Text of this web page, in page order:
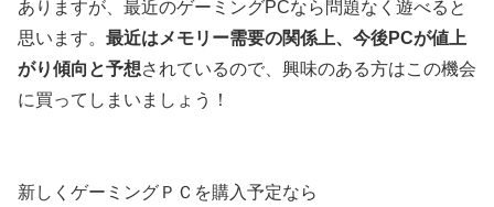
ありますが、最近のゲーミングPCなら問題なく遊べると
思います。 最近はメモリー需要の関係上、今後PCが値上
がり傾向と予想されているので、興味のある方はこの機会
に買ってしまいましょう！
新しくゲーミングＰＣを購入予定なら